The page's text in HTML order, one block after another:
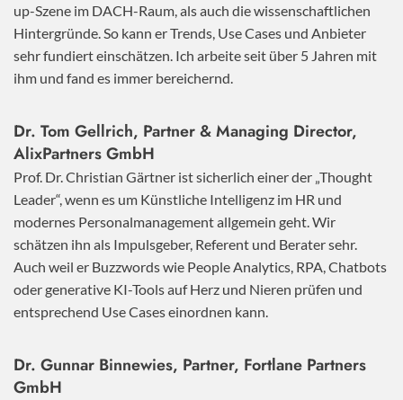
up-Szene im DACH-Raum, als auch die wissenschaftlichen
Hintergründe. So kann er Trends, Use Cases und Anbieter
sehr fundiert einschätzen. Ich arbeite seit über 5 Jahren mit
ihm und fand es immer bereichernd.
Dr. Tom Gellrich, Partner & Managing Director,
AlixPartners GmbH
Prof. Dr. Christian Gärtner ist sicherlich einer der „Thought
Leader“, wenn es um Künstliche Intelligenz im HR und
modernes Personalmanagement allgemein geht. Wir
schätzen ihn als Impulsgeber, Referent und Berater sehr.
Auch weil er Buzzwords wie People Analytics, RPA, Chatbots
oder generative KI-Tools auf Herz und Nieren prüfen und
entsprechend Use Cases einordnen kann.
Dr. Gunnar Binnewies, Partner, Fortlane Partners
GmbH